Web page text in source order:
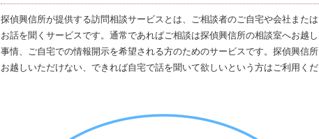
探偵興信所が提供する訪問相談サービスとは、ご相談者のご自宅や会社また
お話を聞くサービスです。通常であればご相談は探偵興信所の相談室へお越
事情、ご自宅での情報開示を希望される方のためのサービスです。探偵興信
お越しいただけない、できれば自宅で話を聞いて欲しいという方はご利用くだ